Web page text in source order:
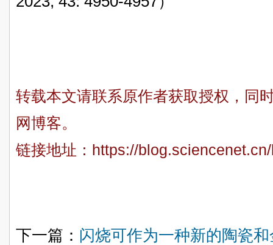
转载本文请联系原作者获取授权，同
网博客。
链接地址： https://
下一篇： 闪烧可作为一种新的陶瓷